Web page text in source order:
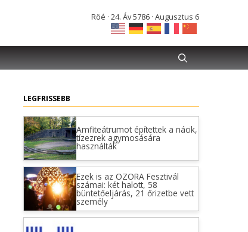
Röé · 24. Áv 5786 · Augusztus 6
LEGFRISSEBB
Amfiteátrumot építettek a nácik,
tízezrek agymosására
használták
Ezek is az OZORA Fesztivál
számai: két halott, 58
büntetőeljárás, 21 őrizetbe vett
személy